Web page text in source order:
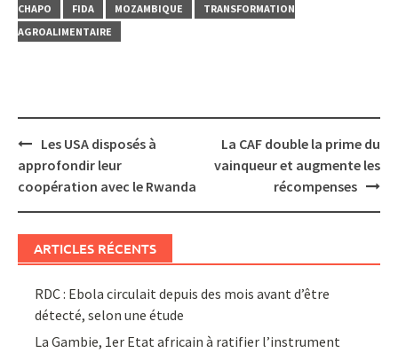
CHAPO
FIDA MOZAMBIQUE
TRANSFORMATION
AGROALIMENTAIRE
Post
navigation
Les USA disposés à
approfondir leur
coopération avec le Rwanda
La CAF double la prime du
vainqueur et augmente les
récompenses
ARTICLES RÉCENTS
RDC : Ebola circulait depuis des mois avant d’être
détecté, selon une étude
La Gambie, 1er Etat africain à ratifier l’instrument